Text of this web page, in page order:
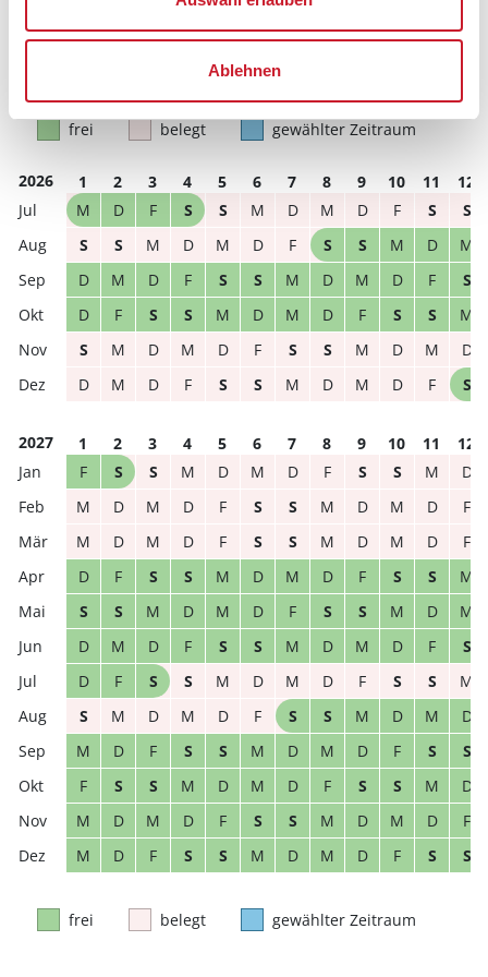
Ablehnen
frei belegt gewählter Zeitraum
2026 1 2 3 4 5 6 7 8 9 10 11
12
M
D F S S M D M D F S
S
S
S M D M D F S S M D
M
D
M D F S S M D M D F
S
D
F S S M D M D F S S
M
S
M D M D F S S M D M
D
D
M D F S S M D M D F S
2027 1 2 3 4 5 6 7 8 9 10 11
12
F
S S M D M D F S S M
D
M
D M D F S S M D M D
F
M
D M D F S S M D M D
F
D
F S S M D M D F S S
M
S
S M D M D F S S M D
M
D
M D F S S M D M D F
S
D
F S S M D M D F S S
M
S
M D M D F S S M D M
D
M
D F S S M D M D F S
S
F
S S M D M D F S S M
D
M
D M D F S S M D M D
F
M
D F S S M D M D F S S
frei belegt gewählter Zeitraum